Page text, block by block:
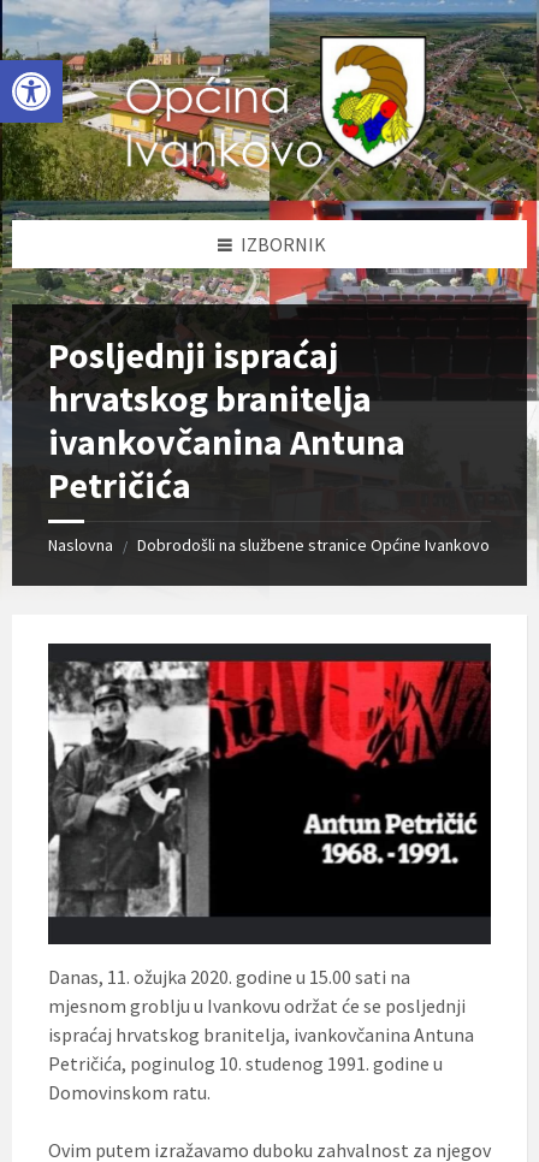
Open toolbar
Skip
to
content
Skip
to
left
sidebar
Skip
to
footer
IZBORNIK
Posljednji ispraćaj
hrvatskog branitelja
ivankovčanina Antuna
Petričića
Naslovna / Dobrodošli na službene stranice Općine Ivankovo
Danas, 11. ožujka 2020. godine u 15.00 sati na
mjesnom groblju u Ivankovu održat će se posljednji
ispraćaj hrvatskog branitelja, ivankovčanina Antuna
Petričića, poginulog 10. studenog 1991. godine u
Domovinskom ratu.
Ovim putem izražavamo duboku zahvalnost za njegov